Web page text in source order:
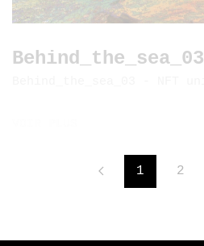
Behind_the_sea_03
1 2